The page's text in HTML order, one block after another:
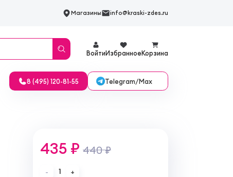
Магазины info@kraski-zdes.ru
ВойтиИзбранноеКорзина
8 (495) 120-81-55 Telegram/Max
435 ₽ 440 ₽
- 1 +